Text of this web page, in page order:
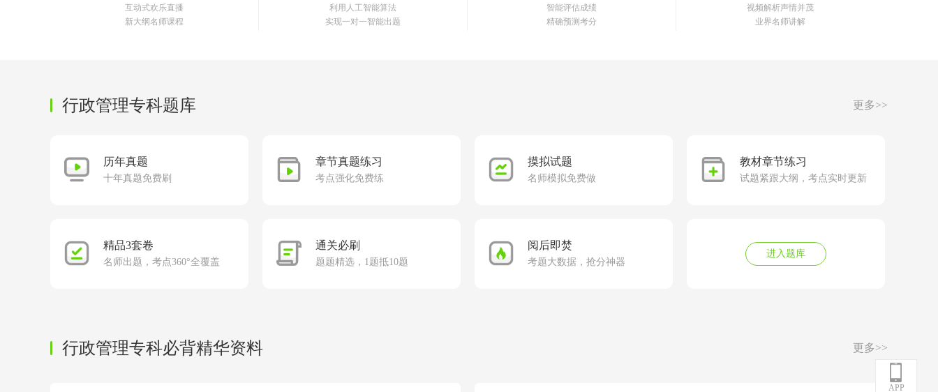
APP
互动式欢乐直播
新大纲名师课程
利用人工智能算法
实现一对一智能出题
智能评估成绩
精确预测考分
视频解析声情并茂
业界名师讲解
行政管理专科题库 更多>>
历年真题
十年真题免费刷
章节真题练习
考点强化免费练
摸拟试题
名师模拟免费做
教材章节练习
试题紧跟大纲，考点实时更新
精品3套卷
名师出题，考点360°全覆盖
通关必刷
题题精选，1题抵10题
阅后即焚
考题大数据，抢分神器
进入题库
行政管理专科必背精华资料 更多>>